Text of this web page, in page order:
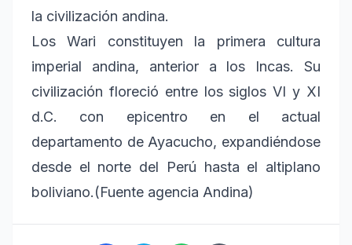
la civilización andina.
Los Wari constituyen la primera cultura
imperial andina, anterior a los Incas. Su
civilización floreció entre los siglos VI y XI
d.C. con epicentro en el actual
departamento de Ayacucho, expandiéndose
desde el norte del Perú hasta el altiplano
boliviano.(Fuente agencia Andina)